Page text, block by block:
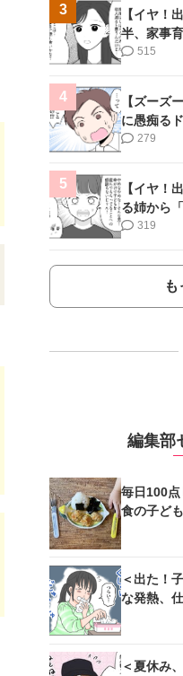
3
【イヤ！
半、家事
第11話＞
515
4
【ズーズ
に愚痴る
第16話＞
279
5
【イヤ！
る姉から
第12話＞
319
も
編集部
毎日100
食の子ど
＜出た！
な発熱、
＜夏休み